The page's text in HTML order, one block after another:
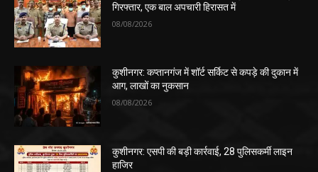
गिरफ्तार, एक बाल अपचारी हिरासत में
08/08/2026
कुशीनगर: कप्तानगंज में शॉर्ट सर्किट से कपड़े की दुकान में
आग, लाखों का नुकसान
08/08/2026
कुशीनगर: एसपी की बड़ी कार्रवाई, 28 पुलिसकर्मी लाइन
हाजिर